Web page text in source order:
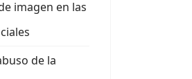
imagen en las
de la